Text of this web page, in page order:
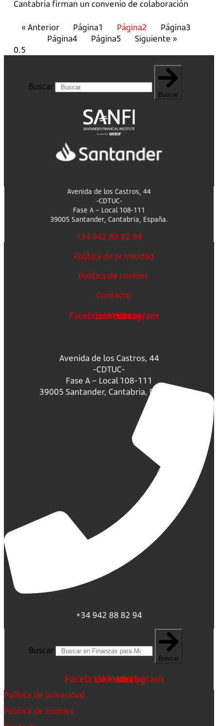
Cantabria firman un convenio de colaboración
« Anterior Página1 Página2 Página3
Página4 Página5 Siguiente »
Buscar
Buscar
Avenida de los Castros, 44
-CDTUC-
Fase A – Local 108-111
39005 Santander, Cantabria, España.
+34 942 88 82 94
Política de privacidad
Política de cookies
Contacto
FacebookLinkedin
Youtube
Instagram
Avenida de los Castros, 44
-CDTUC-
Fase A – Local 108-111
39005 Santander, Cantabria, España.
+34 942 88 82 94
Buscar
Buscar
FacebookLinkedin
Youtube
Instagram
Política de privacidad
Política de cookies